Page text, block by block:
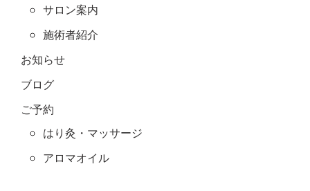
サロン案内
施術者紹介
お知らせ
ブログ
ご予約
はり灸・マッサージ
アロマオイル